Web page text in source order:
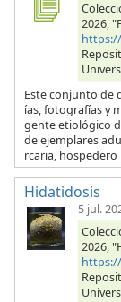
2026,
https://
Este conjunto de
ías, fotografías y
gente etiológico
de ejemplares
rcaria,
Hidatidosis
5 jul.
2026,
https://